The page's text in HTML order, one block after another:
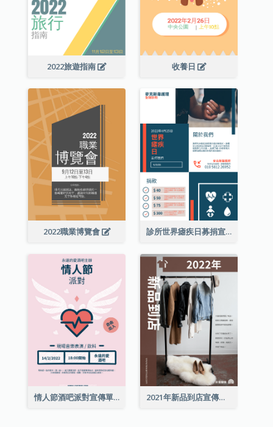
2022旅遊指南 收養日
2022職業博覽會 診所世界瘧疾日募捐宣傳單張
情人節酒吧派對宣傳單張 2021年新品到店宣傳單張